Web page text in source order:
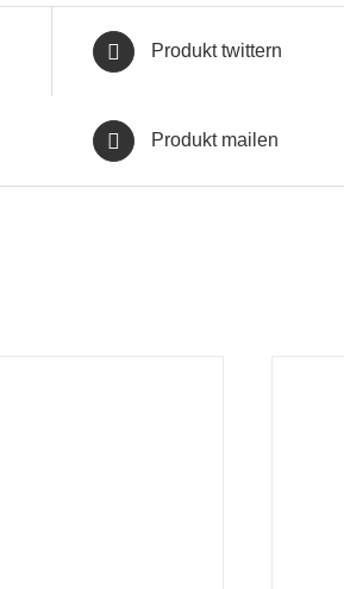
Produkt twittern
Produkt mailen